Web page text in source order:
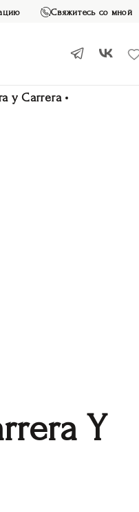
Свяжитесь со мной
y Carrera
Y